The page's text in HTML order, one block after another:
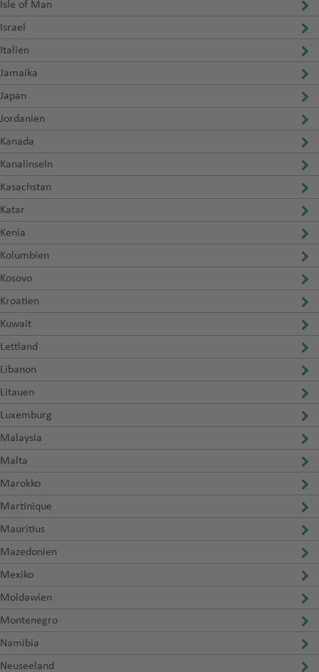
Isle of Man
Israel
Italien
Jamaika
Japan
Jordanien
Kanada
Kanalinseln
Kasachstan
Katar
Kenia
Kolumbien
Kosovo
Kroatien
Kuwait
Lettland
Libanon
Litauen
Luxemburg
Malaysia
Malta
Marokko
Martinique
Mauritius
Mazedonien
Mexiko
Moldawien
Montenegro
Namibia
Neuseeland